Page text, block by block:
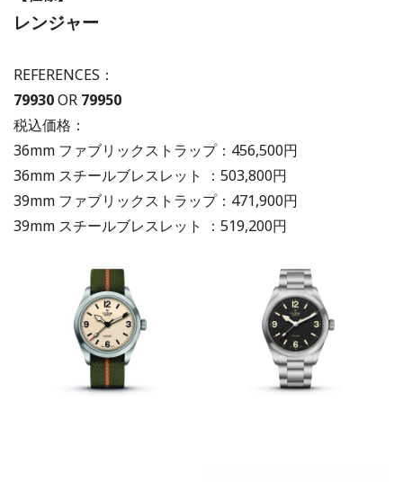
レンジャー
REFERENCES：
79930OR 79950
税込価格：
36mm ファブリックストラップ：456,500円
36mm スチールブレスレット ：503,800円
39mm ファブリックストラップ：471,900円
39mm スチールブレスレット ：519,200円